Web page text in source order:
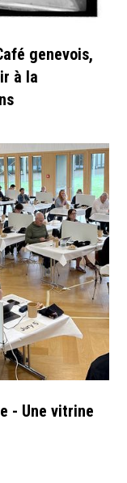
genevois,
à la
- Une vitrine